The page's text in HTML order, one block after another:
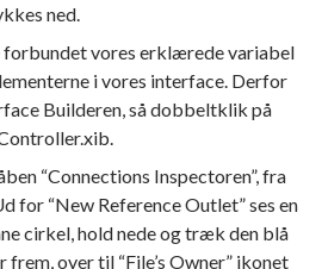
ned.
forbundet vores erklærede variabel
i vores interface. Derfor
Builderen, så dobbeltklik på
“Connections Inspectoren”, fra
for “New Reference Outlet” ses en
cirkel, hold nede og træk den blå
over til “File’s Owner” ikonet